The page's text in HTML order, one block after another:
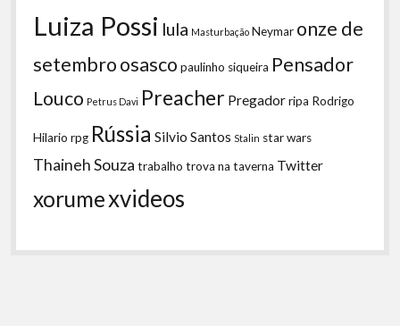
Luiza Possi lula Masturbação Neymar onze de
setembroosasco paulinho siqueira Pensador
Louco Petrus Davi Preacher Pregadorripa Rodrigo
Hilario rpg Rússia Silvio Santos Stalin star wars
Thaineh Souza trabalho trova na taverna Twitter
xorumexvideos